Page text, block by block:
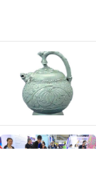
说”专题，
最美天空P
编辑：段颖 CC00